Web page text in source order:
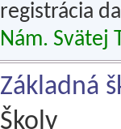
registrácia
Nám. Svätej
Základná
Školy